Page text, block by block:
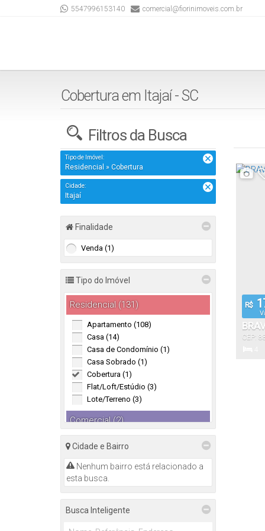
5547996153140 comercial@fiorinimoveis.com.br
Cobertura em Itajaí - SC
Filtros da Busca
Tipo de Imóvel:
Residencial » Cobertura
Cidade:
Itajaí
Finalidade
Venda (1)
Tipo do Imóvel
Residencial (131)
Apartamento (108)
Casa (14)
Casa de Condomínio (1)
Casa Sobrado (1)
Cobertura (1)
Flat/Loft/Estúdio (3)
Lote/Terreno (3)
Comercial (2)
Cidade e Bairro
Nenhum bairro está relacionado a
esta busca.
Busca Inteligente
R$
CEP: